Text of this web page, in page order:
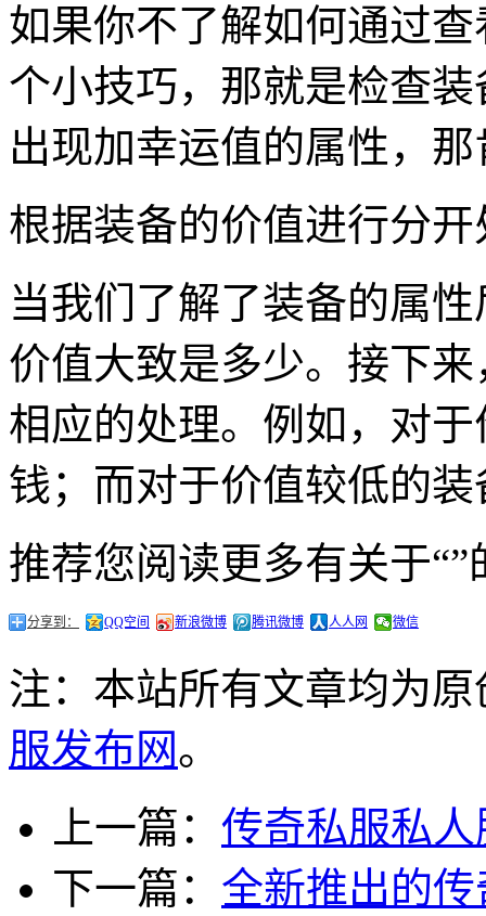
如果你不了解如何通过
个小技巧，那就是检查
出现加幸运值的属性，
根据装备的价值进行分开
当我们了解了装备的属
价值大致是多少。接下
相应的处理。例如，对
钱；而对于价值较低的
推荐您阅读更多有关于“”
分享到： QQ空间 新浪微博 腾讯微博 人人网 微信
注：本站所有文章均为
服发布网。
上一篇： 传奇私服私
下一篇： 全新推出的